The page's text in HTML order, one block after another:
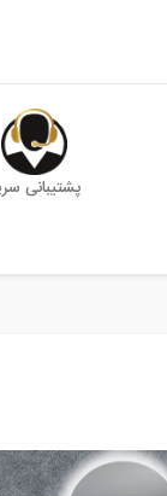
پشتیبانی